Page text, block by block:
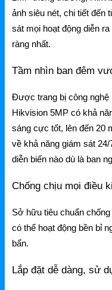
Mercusys
Linksys
Linksys
Linksys
Linksys
Phụ kiện
H3C
Gateway
ảnh siêu nét, chi tiết đến
sát mọi hoạt động diễn
ràng nhất.
Tầm nhìn ban đêm
Được trang bị công nghệ
Hikvision 5MP có khả
sáng cực tốt, lên đến 20
về khả năng giám sát
diễn biến nào dù là ban
Chống chịu mọi điều
Sở hữu tiêu chuẩn
có thể hoạt động bền bỉ
bẩn.
Lắp đặt dễ dàng, sử